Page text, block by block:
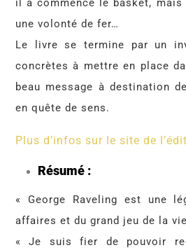
il a commencé le basket,
une volonté de fer…
Le livre se termine par un
concrètes à mettre en place
beau message à destination
en quête de sens.
Plus d’infos sur le site de
Résumé :
« George Raveling est une
affaires et du grand jeu de la
« Je suis fier de pouvoir